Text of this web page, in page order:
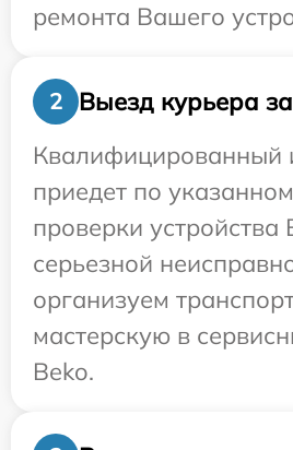
ремонта Вашего
2
Выезд курьера
Квалифицированный
приедет по
проверки устройства
серьезной
организуем
мастерскую в
Beko.